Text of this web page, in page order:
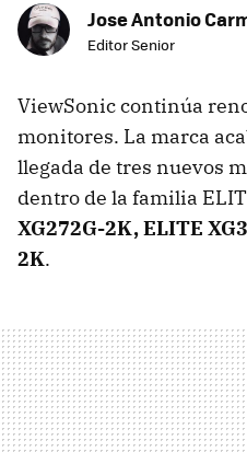
Jose Antonio
Editor Senior
ViewSonic continúa
monitores. La marca
llegada de tres nuevos
dentro de la familia
XG272G-2K, ELITE
2K.